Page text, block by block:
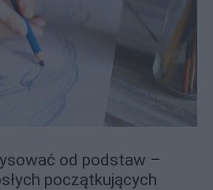
od podstaw –
początkujących